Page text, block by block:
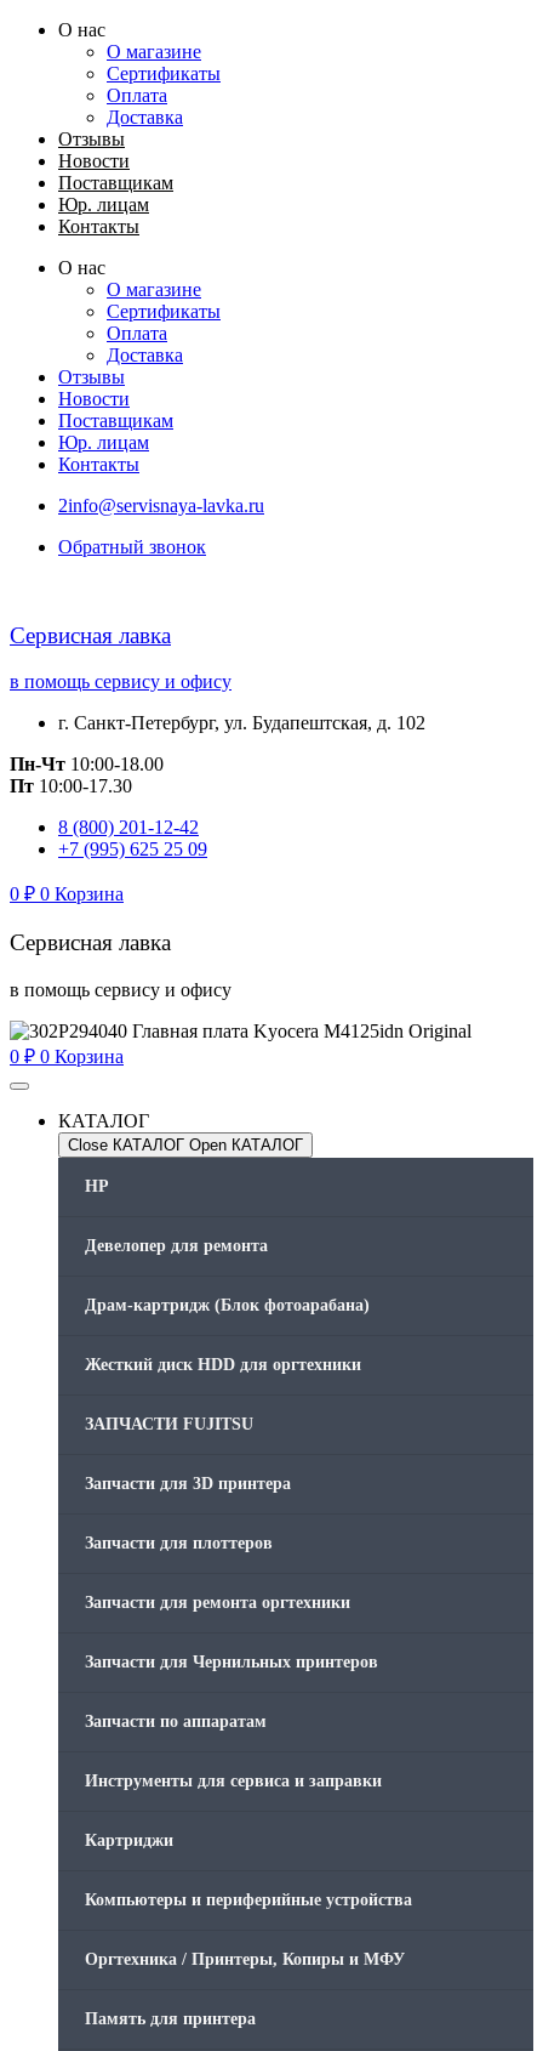
Перейти
содержимому
О нас
О магазине
Сертификаты
Оплата
Доставка
Отзывы
Новости
Поставщикам
Юр. лицам
Контакты
О нас
О магазине
Сертификаты
Оплата
Доставка
Отзывы
Новости
Поставщикам
Юр. лицам
Контакты
2info@servisnaya-lavka.ru
Обратный звонок
Сервисная лавка
в помощь сервису и офису
г. Санкт-Петербург, ул. Будапештская, д. 102
Пн-Чт 10:00-18.00
Пт 10:00-17.30
8 (800) 201-12-42
+7 (995) 625 25 09
0 ₽ 0 Корзина
Сервисная лавка
в помощь сервису и офису
0 ₽ 0 Корзина
КАТАЛОГ
Close КАТАЛОГ Open КАТАЛОГ
HP
Девелопер для ремонта
Драм-картридж (Блок фотоарабана)
Жесткий диск HDD для оргтехники
ЗАПЧАСТИ FUJITSU
Запчасти для 3D принтера
Запчасти для плоттеров
Запчасти для ремонта оргтехники
Запчасти для Чернильных принтеров
Запчасти по аппаратам
Инструменты для сервиса и заправки
Картриджи
Компьютеры и периферийные устройства
Оргтехника / Принтеры, Копиры и МФУ
Память для принтера